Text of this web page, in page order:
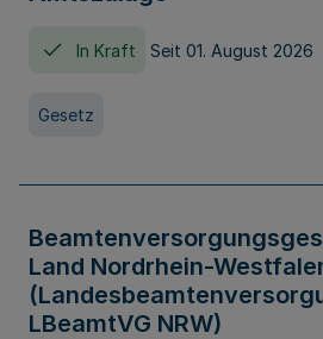
In Kraft Seit 01. August 2026
Gesetz
Land Nordrhein-
LBeamtVG NRW)